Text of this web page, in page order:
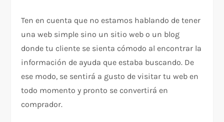
Ten en cuenta que no estamos hablando de tener
una web simple sino un sitio web o un blog
donde tu cliente se sienta cómodo al encontrar la
información de ayuda que estaba buscando. De
ese modo, se sentirá a gusto de visitar tu web en
todo momento y pronto se convertirá en
comprador.